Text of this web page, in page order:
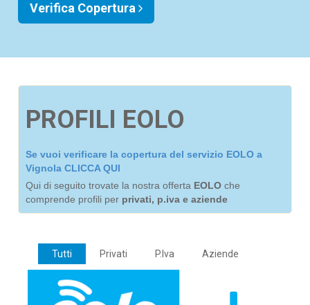
Verifica Copertura
PROFILI EOLO
Se vuoi verificare la copertura del servizio EOLO a
Vignola CLICCA QUI
Qui di seguito trovate la nostra offerta EOLO che
comprende profili per privati, p.iva e aziende
Tutti Privati P.Iva Aziende